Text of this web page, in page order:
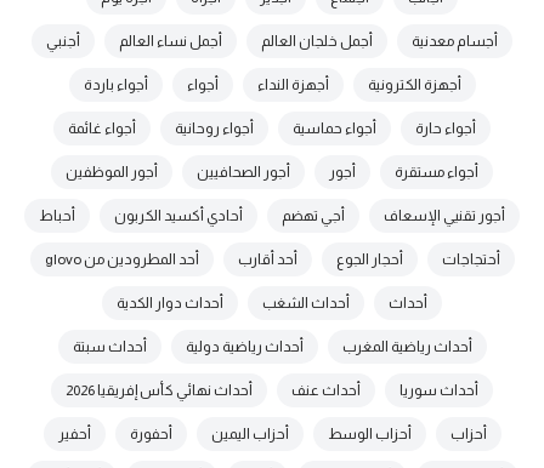
أجسام معدنية أجمل خلجان العالم أجمل نساء العالم أجنبي
أجهزة الكترونية أجهزة النداء أجواء أجواء باردة
أجواء حارة أجواء حماسية أجواء روحانية أجواء غائمة
أجواء مستقرة أجور أجور الصحافيين أجور الموظفين
أجور تقنيي الإسعاف أجي تهضم أحادي أكسيد الكربون أحباط
أحتجاجات أحجار الجوع أحد أقارب أحد المطرودين من glovo
أحداث أحداث الشغب أحداث دوار الكدية
أحداث رياضية المغرب أحداث رياضية دولية أحداث سبتة
أحداث سوريا أحداث عنف أحداث نهائي كأس إفريقيا 2026
أحزاب أحزاب الوسط أحزاب اليمين أحفورة أحفير